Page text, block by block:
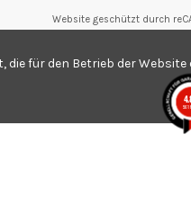
Website geschützt durch
für den Betrieb der
561